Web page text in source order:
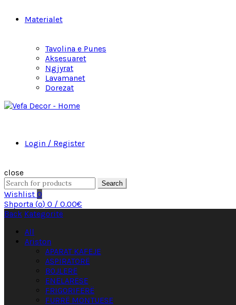
Materialet
Tavolina e Punes
Aksesuaret
Ngjyrat
Lavamanet
Dorezat
Login / Register
close
Search
Wishlist 0
Shporta (o) 0 / 0.00€
Back Kategoritë
All
Ariston
APARAT KAFEJE
ASPIRATORË
BOJLERË
ENËLARËSE
FRIGORIFERË
FURRË MONTUESE